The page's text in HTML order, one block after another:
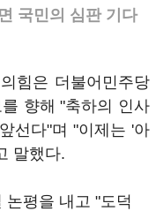
국민의 심판 기다
힘은 더불어민주당
향해 "축하의 인사
선다"며 "이제는 '아
말했다.
논평을 내고 "도덕